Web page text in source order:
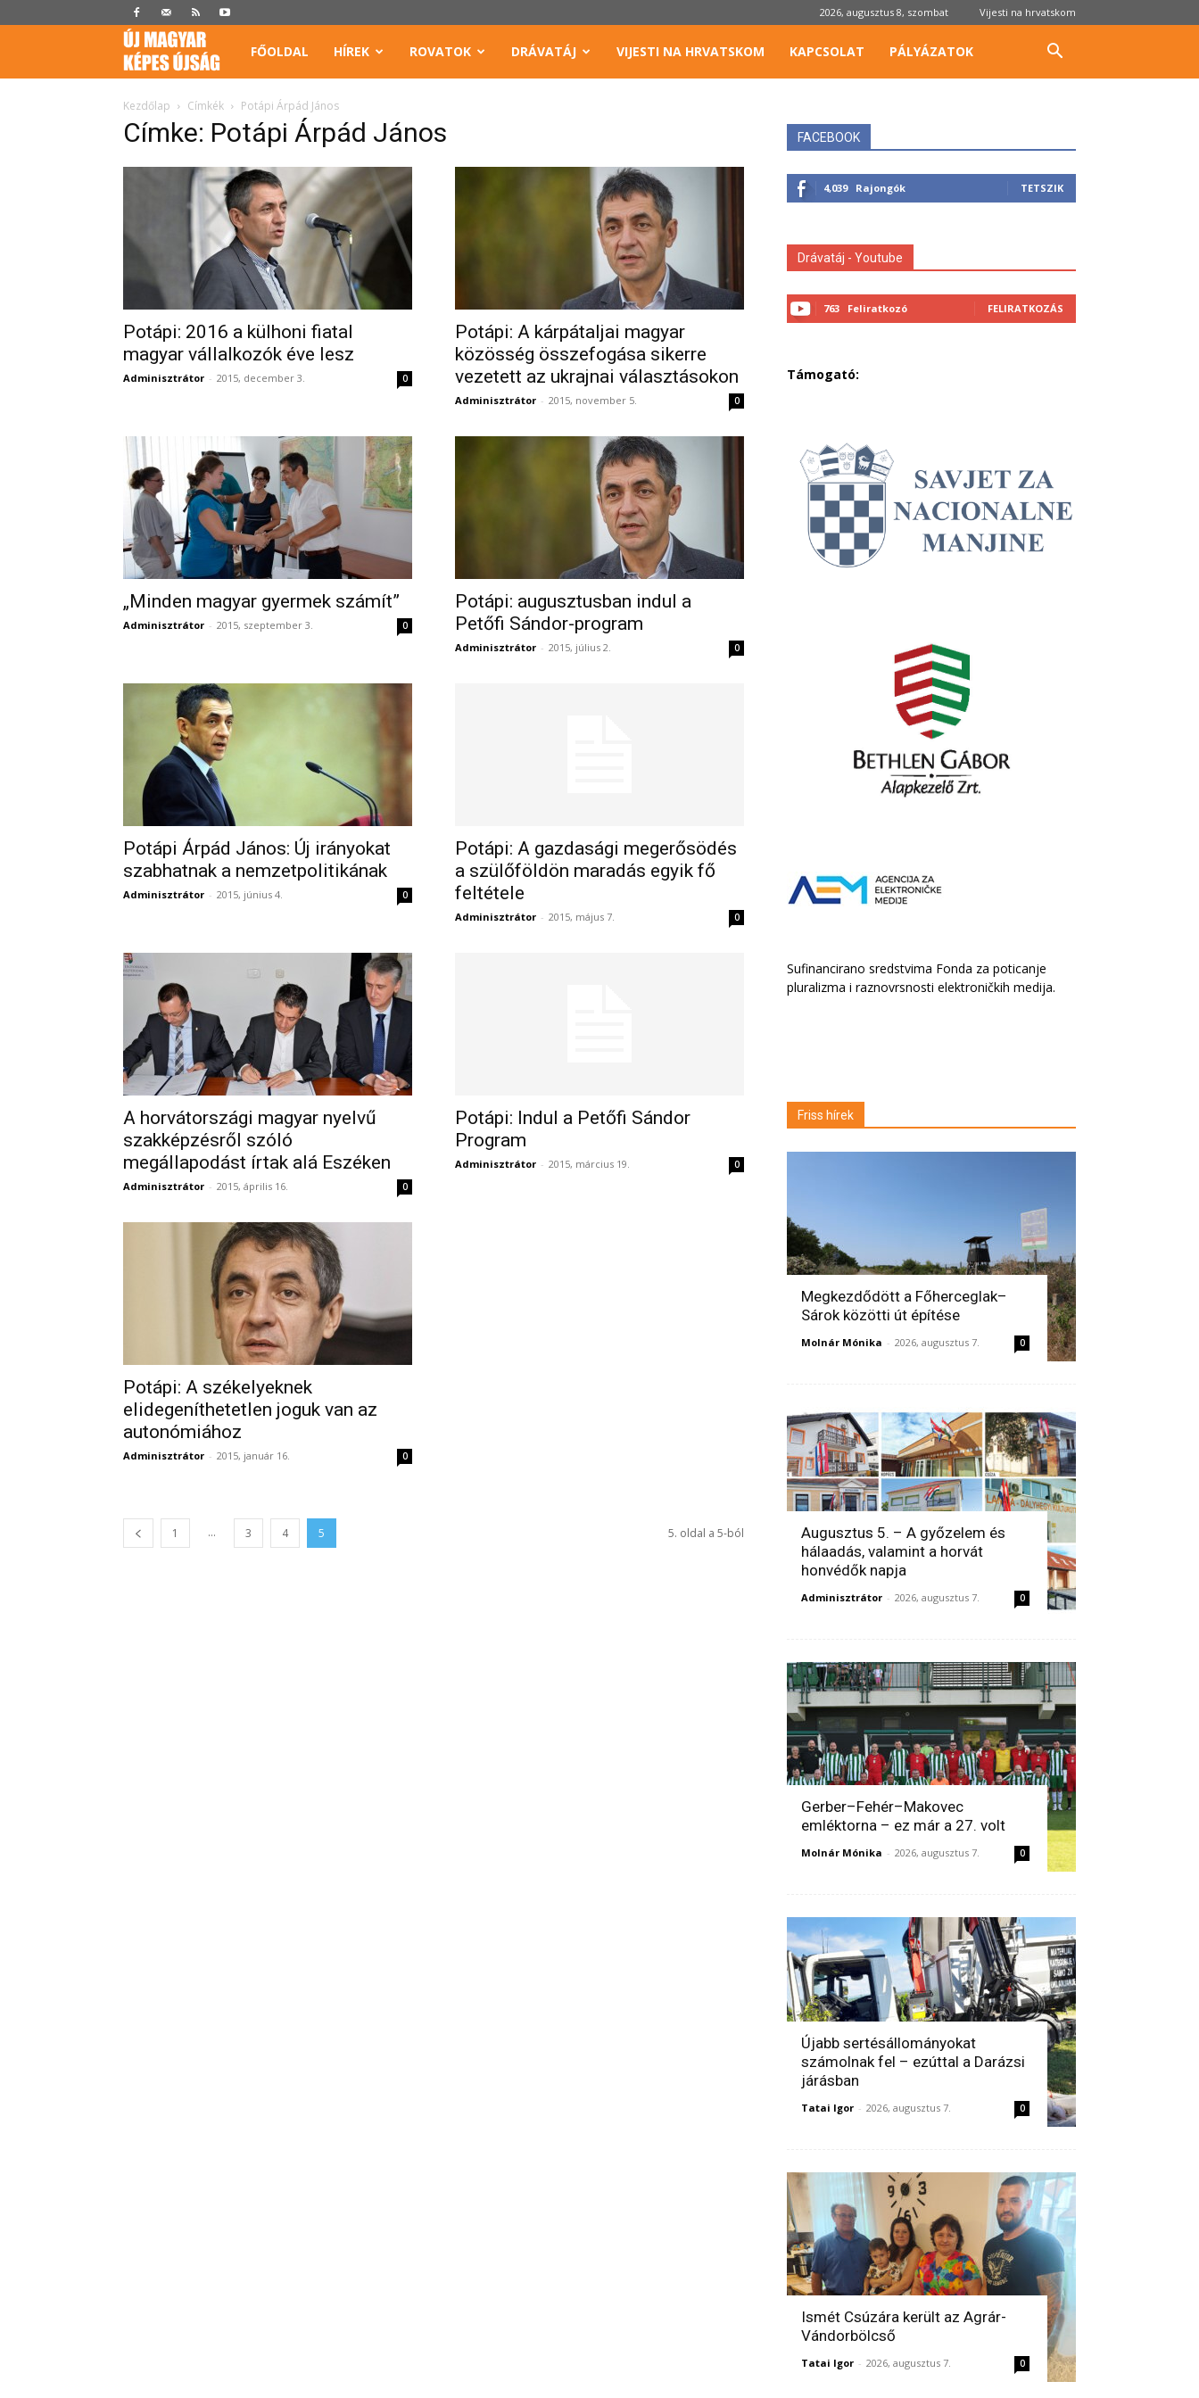
2026, augusztus 8, szombat Vijesti na hrvatskom
Képes
Újság
FŐOLDAL HÍREK ROVATOK DRÁVATÁJ VIJESTI NA HRVATSKOM KAPCSOLAT PÁLYÁZATOK
Kezdőlap Címkék Potápi Árpád János
Címke: Potápi Árpád János
Potápi: 2016 a külhoni fiatal
magyar vállalkozók éve lesz
Adminisztrátor - 2015, december 3. 0
Potápi: A kárpátaljai magyar
közösség összefogása sikerre
vezetett az ukrajnai választásokon
Adminisztrátor - 2015, november 5. 0
„Minden magyar gyermek számít”
Adminisztrátor - 2015, szeptember 3. 0
Potápi: augusztusban indul a
Petőfi Sándor-program
Adminisztrátor - 2015, július 2. 0
Potápi Árpád János: Új irányokat
szabhatnak a nemzetpolitikának
Adminisztrátor - 2015, június 4. 0
Potápi: A gazdasági megerősödés
a szülőföldön maradás egyik fő
feltétele
Adminisztrátor - 2015, május 7. 0
A horvátországi magyar nyelvű
szakképzésről szóló
megállapodást írtak alá Eszéken
Adminisztrátor - 2015, április 16. 0
Potápi: Indul a Petőfi Sándor
Program
Adminisztrátor - 2015, március 19. 0
Potápi: A székelyeknek
elidegeníthetetlen joguk van az
autonómiához
Adminisztrátor - 2015, január 16. 0
1 ... 3 4 5 5. oldal a 5-ból
FACEBOOK
4,039 Rajongók TETSZIK
Drávatáj - Youtube
763 Feliratkozó FELIRATKOZÁS
Támogató:
Sufinancirano sredstvima Fonda za poticanje
pluralizma i raznovrsnosti elektroničkih medija.
Friss hírek
Megkezdődött a Főherceglak–
Sárok közötti út építése
Molnár Mónika - 2026, augusztus 7. 0
Augusztus 5. – A győzelem és
hálaadás, valamint a horvát
honvédők napja
Adminisztrátor - 2026, augusztus 7. 0
Gerber–Fehér–Makovec
emléktorna – ez már a 27. volt
Molnár Mónika - 2026, augusztus 7. 0
Újabb sertésállományokat
számolnak fel – ezúttal a Darázsi
járásban
Tatai Igor - 2026, augusztus 7. 0
Ismét Csúzára került az Agrár-
Vándorbölcső
Tatai Igor - 2026, augusztus 7. 0